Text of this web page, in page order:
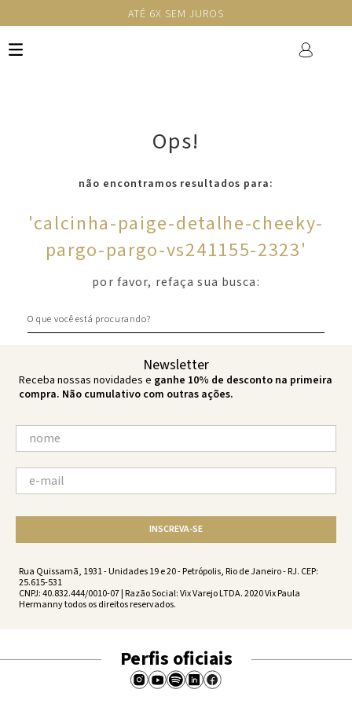
ATÉ 6X SEM JUROS
Ops!
não encontramos resultados para:
'calcinha-paige-detalhe-cheeky-
pargo-pargo-vs241155-2323'
por favor, refaça sua busca:
Newsletter
Receba nossas novidades e ganhe 10% de desconto na primeira
compra. Não cumulativo com outras ações.
INSCREVA-SE
Rua Quissamã, 1931 - Unidades 19 e 20 - Petrópolis, Rio de Janeiro - RJ. CEP:
25.615-531
CNPJ: 40.832.444/0010-07 | Razão Social: Vix Varejo LTDA. 2020 Vix Paula
Hermanny todos os direitos reservados.
Perfis oficiais